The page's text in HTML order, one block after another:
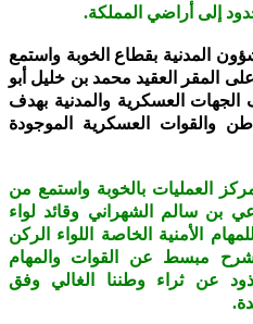
إلى أراضي المملكة.
المدنية بقطاع الخوبة واستمع
العقيد محمد بن خليل أبو
العسكرية والمدنية بهدف
والقوات العسكرية الموجودة
العمليات بالخوبة واستمع من
بن سالم الشهراني وقائد لواء
الأمنية الخاصة اللواء الركن
مبسط عن القوات والمهام
عن ثراء وطننا الغالي وفق